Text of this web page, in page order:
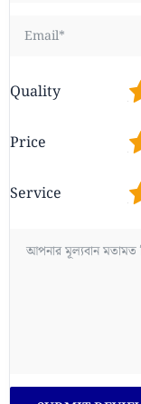
Quality
Price
Service